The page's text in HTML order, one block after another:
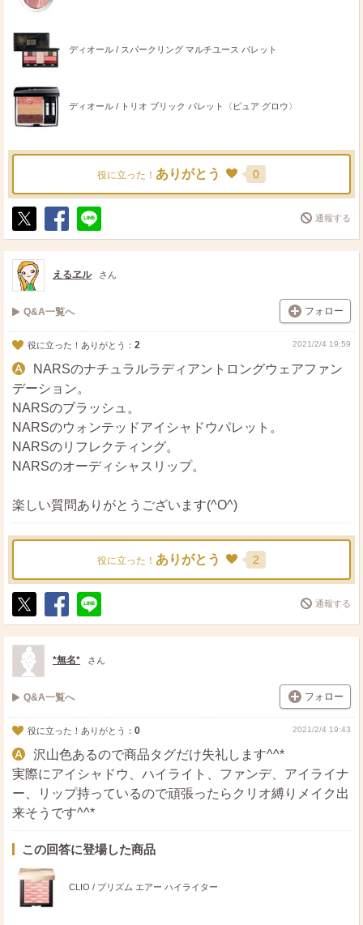
ディオール / スパークリング マルチユース パレット
ディオール / トリオ ブリック パレット〈ピュア グロウ〉
役に立った！ ありがとう 0
ポ
ス
ト
シ
ェ
送
る
通報する
えるヱル さん
Q&A一覧へ フォロー
役に立った！ありがとう： 2 2021/2/4 19:59
NARSのナチュラルラディアントロングウェアファン
デーション。
NARSのブラッシュ。
NARSのウォンテッドアイシャドウパレット。
NARSのリフレクティング。
NARSのオーディシャスリップ。
楽しい質問ありがとうございます(^O^)
役に立った！ ありがとう 2
ポ
ス
ト
シ
ェ
送
る
通報する
*無名* さん
Q&A一覧へ フォロー
役に立った！ありがとう： 0 2021/2/4 19:43
沢山色あるので商品タグだけ失礼します^^*
実際にアイシャドウ、ハイライト、ファンデ、アイライナ
ー、リップ持っているので頑張ったらクリオ縛りメイク出
来そうです^^*
この回答に登場した商品
CLIO / プリズム エアー ハイライター